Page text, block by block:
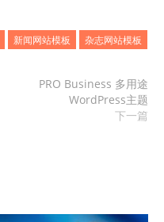
新闻网站模板 杂志网站模板
PRO Business 多用途
WordPress主题
下一篇